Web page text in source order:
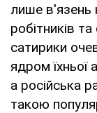
лише в'язень
робітників
сатирики
ядром їхньої
а російська
такою